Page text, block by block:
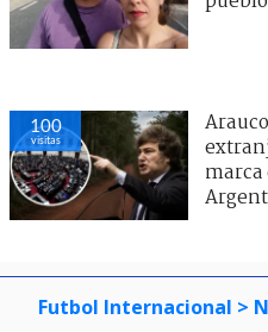
100
visitas
Futbol Internacional >